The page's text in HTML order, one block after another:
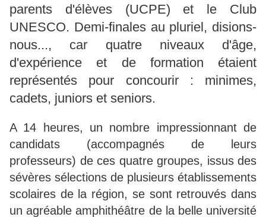
parents d'élèves (UCPE) et le Club
UNESCO. Demi-finales au pluriel, disions-
nous..., car quatre niveaux d'âge,
d'expérience et de formation étaient
représentés pour concourir : minimes,
cadets, juniors et seniors.
A 14 heures, un nombre impressionnant de
candidats (accompagnés de leurs
professeurs) de ces quatre groupes, issus des
sévères sélections de plusieurs établissements
scolaires de la région, se sont retrouvés dans
un agréable amphithéâtre de la belle université